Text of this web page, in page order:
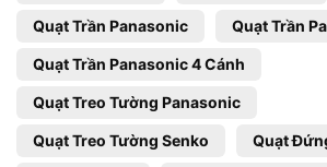
Quạt Trần Panasonic Quạt Trần
Quạt Trần Panasonic 4 Cánh
Quạt Treo Tường Panasonic
Quạt Treo Tường Senko Quạt